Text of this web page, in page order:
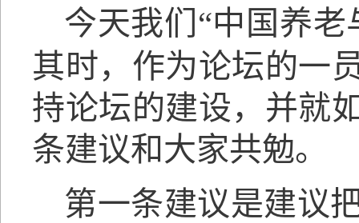
今天我们“中国养老
其时，作为论坛的一
持论坛的建设，并就
条建议和大家共勉。
第一条建议是建议